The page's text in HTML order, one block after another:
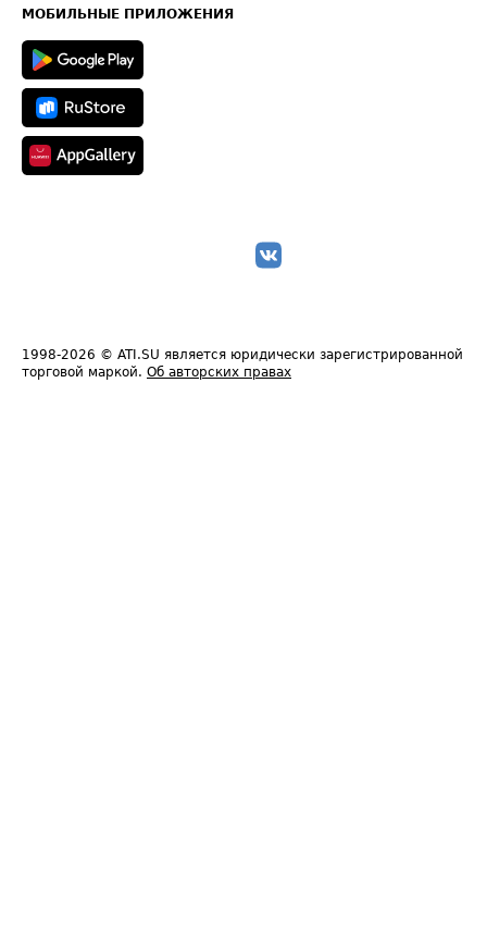
Техническая информация
МОБИЛЬНЫЕ ПРИЛОЖЕНИЯ
1998-2026 © ATI.SU является юридически зарегистрированной
торговой маркой. Об авторских правах